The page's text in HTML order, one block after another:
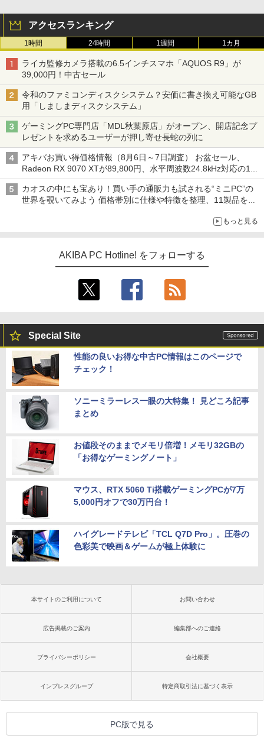
アクセスランキング
1時間 24時間 1週間 1カ月
ライカ監修カメラ搭載の6.5インチスマホ「AQUOS R9」が
39,000円！中古セール
令和のファミコンディスクシステム？安価に書き換え可能なGB
用「しましまディスクシステム」
ゲーミングPC専門店「MDL秋葉原店」がオープン、開店記念プ
レゼントを求めるユーザーが押し寄せ長蛇の列に
アキバお買い得価格情報（8月6日～7日調査） お盆セール、
Radeon RX 9070 XTが89,800円、水平周波数24.8kHz対応の17
型モニターが9,801円、暑さ指数連動セール ほか
カオスの中にも宝あり！買い手の通販力も試される“ミニPC”の
世界を覗いてみよう 価格帯別に仕様や特徴を整理、11製品をピ
もっと見る
AKIBA PC Hotline! をフォローする
Special Site
性能の良いお得な中古PC情報はこのページで
チェック！
ソニーミラーレス一眼の大特集！ 見どころ記事
まとめ
お値段そのままでメモリ倍増！メモリ32GBの
「お得なゲーミングノート」
マウス、RTX 5060 Ti搭載ゲーミングPCが7万
5,000円オフで30万円台！
ハイグレードテレビ「TCL Q7D Pro」。圧巻の
色彩美で映画＆ゲームが極上体験に
本サイトのご利用について お問い合わせ
広告掲載のご案内 編集部へのご連絡
プライバシーポリシー 会社概要
インプレスグループ 特定商取引法に基づく表示
PC版で見る